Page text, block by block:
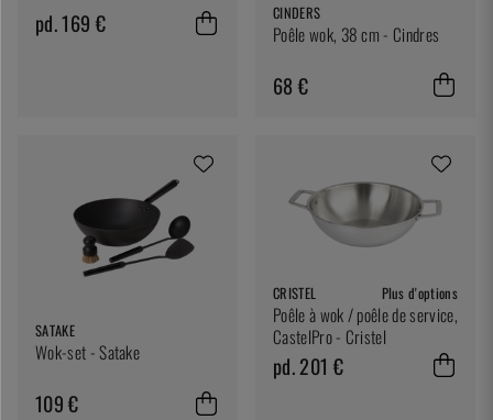
pd. 169 € CINDERS
Poêle wok, 38 cm - Cindres
68 €
SATAKE
Wok-set - Satake
109 €
CRISTEL Plus d'options
Poêle à wok / poêle de service,
CastelPro - Cristel
pd. 201 €